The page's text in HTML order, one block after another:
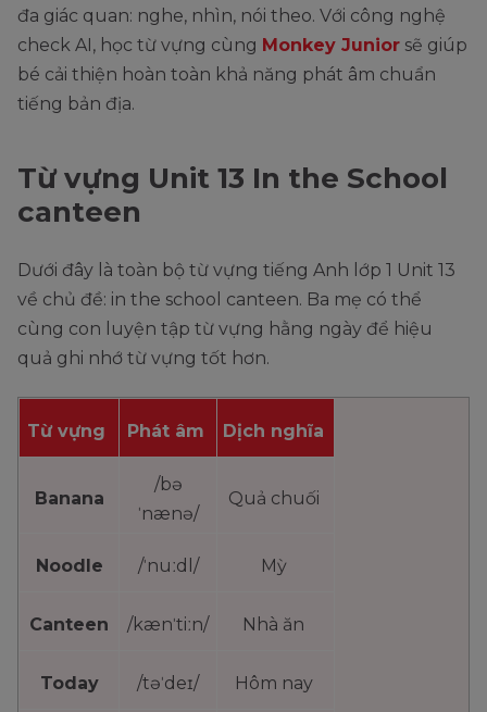
đa giác quan: nghe, nhìn, nói theo. Với công nghệ
check AI, học từ vựng cùng Monkey Junior sẽ giúp
bé cải thiện hoàn toàn khả năng phát âm chuẩn
tiếng bản địa.
Từ vựng Unit 13 In the School
canteen
Dưới đây là toàn bộ từ vựng tiếng Anh lớp 1 Unit 13
về chủ đề: in the school canteen. Ba mẹ có thể
cùng con luyện tập từ vựng hằng ngày để hiệu
quả ghi nhớ từ vựng tốt hơn.
Từ vựng Phát âm Dịch nghĩa
Banana
/bə
ˈnænə/
Quả chuối
Noodle /ˈnuːdl/ Mỳ
Canteen /kænˈtiːn/ Nhà ăn
Today /təˈdeɪ/ Hôm nay